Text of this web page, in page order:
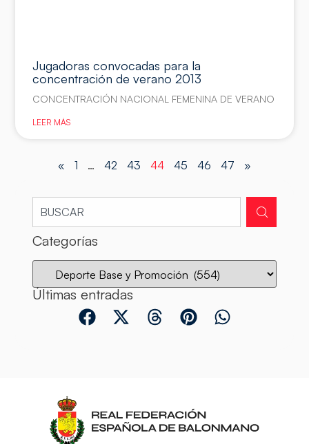
Jugadoras convocadas para la
concentración de verano 2013
CONCENTRACIÓN NACIONAL FEMENINA DE VERANO
LEER MÁS
« 1 … 42 43 44 45 46 47 »
Categorías
Últimas entradas